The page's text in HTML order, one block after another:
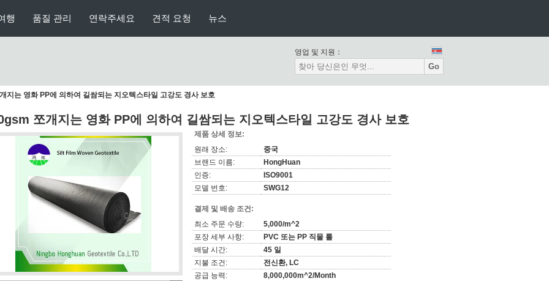
행 품질 관리 연락주세요 견적 요청 뉴스
영업 및 지원：
Go
지는 영화 PP에 의하여 길쌈되는 지오텍스타일 고강도 경사 보호
쪼개지는 영화 PP에 의하여 길쌈되는 지오텍스타일 고강도 경사 보호
제품 상세 정보:
원래 장소:
중국
브랜드 이름:
HongHuan
인증:
ISO9001
모델 번호:
SWG12
결제 및 배송 조건:
최소 주문 수량:
5,000/m^2
포장 세부 사항:
PVC 또는 PP 직물 롤
배달 시간:
45 일
지불 조건:
전신환, LC
공급 능력:
8,000,000m^2/Month